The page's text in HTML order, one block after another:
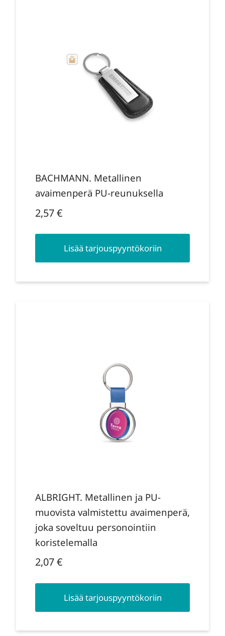
BACHMANN. Metallinen
avaimenperä PU-reunuksella
2,57€
Lisää tarjouspyyntökoriin
ALBRIGHT. Metallinen ja PU-
muovista valmistettu avaimenperä,
joka soveltuu personointiin
koristelemalla
2,07€
Lisää tarjouspyyntökoriin